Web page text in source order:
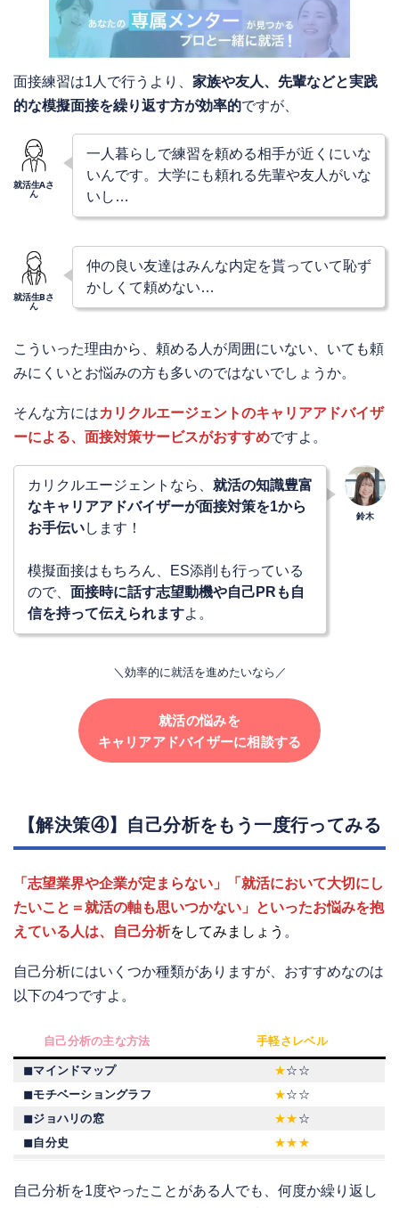
面接練習は1人で行うより、 家族や友人、先輩などと実践
的な模擬面接を繰り返す方が効率的ですが、
一人暮らしで練習を頼める相手が近くにいな
いんです。大学にも頼れる先輩や友人がいな
いし…
仲の良い友達はみんな内定を貰っていて恥ず
かしくて頼めない…
こういった理由から、頼める人が周囲にいない、いても頼
みにくいとお悩みの方も多いのではないでしょうか。
そんな方にはカリクルエージェントのキャリアアドバイザ
ーによる、面接対策サービスがおすすめですよ。
カリクルエージェントなら、 就活の知識豊富
なキャリアアドバイザーが面接対策を1から
お手伝いします！
模擬面接はもちろん、ES添削も行っている
ので、 面接時に話す志望動機や自己PRも自
信を持って伝えられますよ。
＼効率的に就活を進めたいなら／
就活の悩みを
キャリアアドバイザーに相談する
【解決策④】自己分析をもう一度行ってみる
「志望業界や企業が定まらない」「就活において大切にし
たいこと＝就活の軸も思いつかない」といったお悩みを抱
えている人は、自己分析をしてみましょう 。
自己分析にはいくつか種類がありますが、おすすめなのは
以下の4つですよ。
自己分析の主な方法 手軽さレベル
◼︎マインドマップ ★☆☆
◼︎モチベーショングラフ
★☆☆
◼︎ジョハリの窓
★★ ☆
◼︎自分史
★★★
自己分析を1度やったことがある人でも、何度か繰り返し